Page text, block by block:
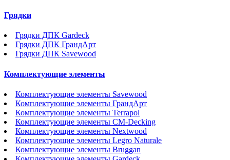
Грядки
Грядки ДПК Gardeck
Грядки ДПК ГрандАрт
Грядки ДПК Savewood
Комплектующие элементы
Комплектующие элементы Savewood
Комплектующие элементы ГрандАрт
Комплектующие элементы Terrapol
Комплектующие элементы CM-Decking
Комплектующие элементы Nextwood
Комплектующие элементы Legro Naturale
Комплектующие элементы Bruggan